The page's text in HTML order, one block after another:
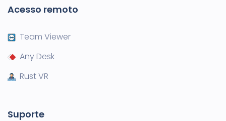
Acesso remoto
Team Viewer
Any Desk
Rust VR
Suporte